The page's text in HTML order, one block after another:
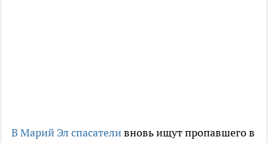
В Марий Эл спасателивновь ищут пропавшего в